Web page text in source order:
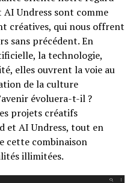
Undress sont comme
créatives, qui nous offrent
sans précédent. En
la technologie,
elles ouvrent la voie au
de la culture
évoluera-t-il ?
projets créatifs
et AI Undress, tout en
cette combinaison
illimitées.